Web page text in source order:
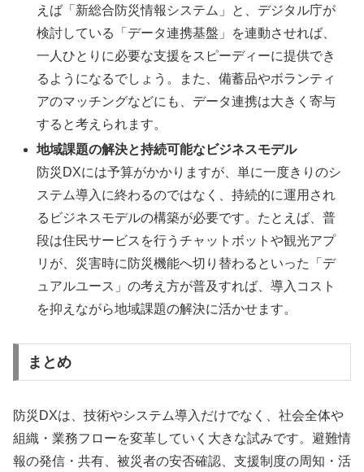
えば「新総合防災情報システム」と、デジタル庁が
検討している「データ連携基盤」を連動させれば、
一人ひとりに必要な支援をスピーディーに提供でき
るようになるでしょう。また、備蓄品やボランティ
アのマッチングなどにも、データ連携は大きく寄与
すると考えられます。
地域課題の解決と持続可能なビジネスモデル
防災DXには予算がかかりますが、単に一度きりのシ
ステム導入に終わるのではなく、持続的に運用され
るビジネスモデルの構築が必要です。たとえば、普
段は住民サービスを行うチャットボットや観光アプ
リが、災害時に防災機能へ切り替わるといった「デ
ュアルユース」の考え方が普及すれば、導入コスト
を抑えながら地域課題の解決に活かせます。
まとめ
防災DXは、技術やシステム導入だけでなく、社会全体や
組織・業務フローを変革していく大きな試みです。避難情
報の発信・共有、被災者の安否確認、支援制度の周知・活